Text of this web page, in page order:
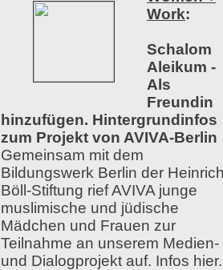
Work:
Schalom
Aleikum -
Als
Freundin
hinzufügen. Hintergrundinfos
zum Projekt von AVIVA-Berlin
Gemeinsam mit dem
Bildungswerk Berlin der
Böll-Stiftung rief AVIVA junge
muslimische und jüdische
Mädchen und Frauen zur
Teilnahme an unserem Medien-
und Dialogprojekt auf. Infos